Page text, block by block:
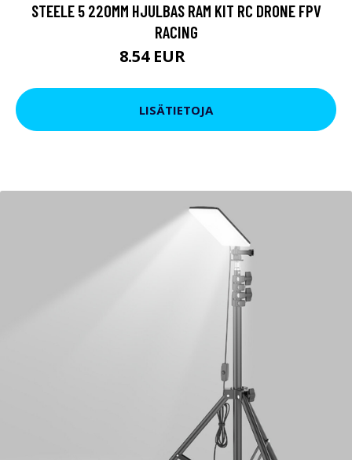
STEELE 5 220MM HJULBAS RAM KIT RC DRONE FPV
RACING
8.54 EUR
LISÄTIETOJA